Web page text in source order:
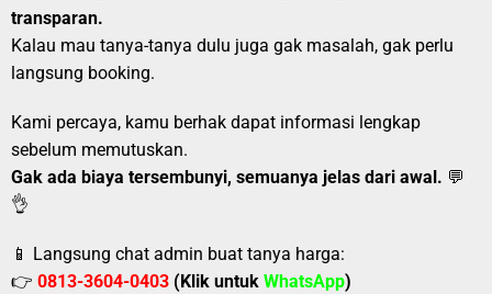
transparan.
Kalau mau tanya-tanya dulu juga gak masalah, gak perlu
langsung booking.
Kami percaya, kamu berhak dapat informasi lengkap
sebelum memutuskan.
Gak ada biaya tersembunyi, semuanya jelas dari awal. 💬
👌
📱 Langsung chat admin buat tanya harga:
👉 0813-3604-0403 (Klik untuk WhatsApp)